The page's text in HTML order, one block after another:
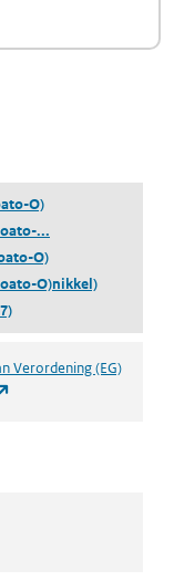
O)
...
O)
O)nikkel)
Verordening (EG)